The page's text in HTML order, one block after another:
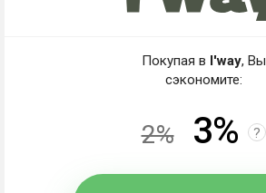
Покупая в I'way, Вы
сэкономите:
2% 3% ?